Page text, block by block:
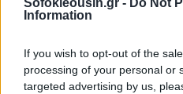
Information
If you wish to opt-out of the
processing of your personal or
targeted advertising by us,
Τα συμβόλαια
αγοράς στην Ευρώπη
Η ζήτηση για "flexible